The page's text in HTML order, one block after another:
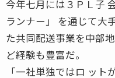
今年七月には３ＰＬ子
ランナー」 を通じて大
た共同配送事業を中部
ど経験も豊富だ。
「一社単独ではロ ッ